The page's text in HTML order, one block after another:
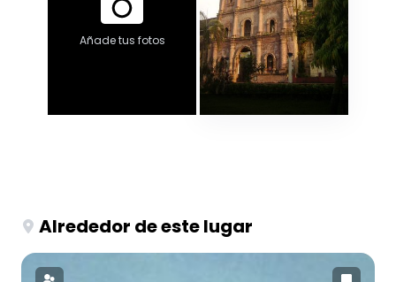
Añade tus fotos
Alrededor de este lugar